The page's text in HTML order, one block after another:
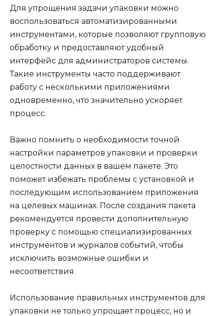
Для упрощения задачи упаковки можно
воспользоваться автоматизированными
инструментами, которые позволяют групповую
обработку и предоставляют удобный
интерфейс для администраторов системы.
Такие инструменты часто поддерживают
работу с несколькими приложениями
одновременно, что значительно ускоряет
процесс.
Важно помнить о необходимости точной
настройки параметров упаковки и проверки
целостности данных в вашем пакете. Это
поможет избежать проблемы с установкой и
последующим использованием приложения
на целевых машинах. После создания пакета
рекомендуется провести дополнительную
проверку с помощью специализированных
инструментов и журналов событий, чтобы
исключить возможные ошибки и
несоответствия.
Использование правильных инструментов для
упаковки не только упрощает процесс, но и